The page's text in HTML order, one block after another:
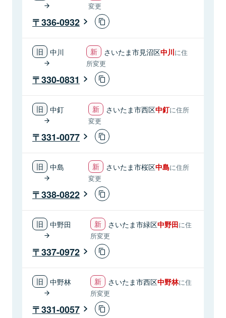
変更
336-0932
中川 さいたま市見沼区中川に住
所変更
330-0831
中釘 さいたま市西区中釘に住所
変更
331-0077
中島 さいたま市桜区中島に住所
変更
338-0822
中野田 さいたま市緑区中野田に住
所変更
337-0972
中野林 さいたま市西区中野林に住
所変更
331-0057